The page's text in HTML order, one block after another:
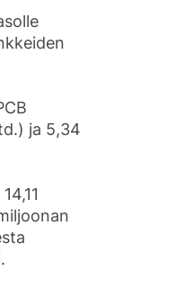
ja 5,34